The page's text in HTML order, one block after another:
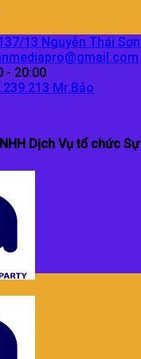
13 Nguyễn Thái
- 20:00
Mr.Bảo
Dịch Vụ tổ chức